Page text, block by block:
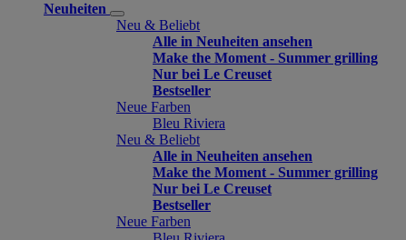
Neuheiten
Neu & Beliebt
Alle in Neuheiten ansehen
Make the Moment - Summer grilling
Nur bei Le Creuset
Bestseller
Neue Farben
Bleu Riviera
Neu & Beliebt
Alle in Neuheiten ansehen
Make the Moment - Summer grilling
Nur bei Le Creuset
Bestseller
Neue Farben